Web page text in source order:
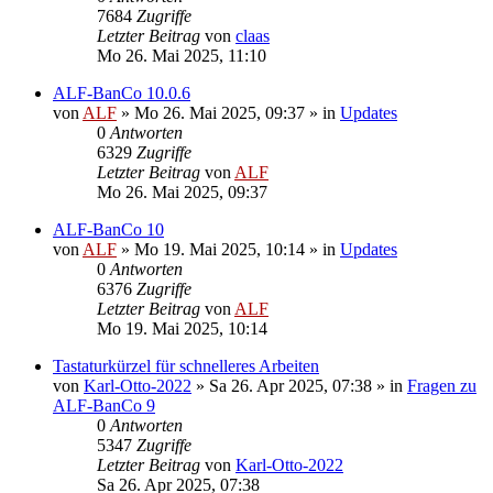
7684 Zugriffe
Letzter Beitrag von claas
Mo 26. Mai 2025, 11:10
ALF-BanCo 10.0.6
von ALF » Mo 26. Mai 2025, 09:37 » in Updates
0 Antworten
6329 Zugriffe
Letzter Beitrag von ALF
Mo 26. Mai 2025, 09:37
ALF-BanCo 10
von ALF » Mo 19. Mai 2025, 10:14 » in Updates
0 Antworten
6376 Zugriffe
Letzter Beitrag von ALF
Mo 19. Mai 2025, 10:14
Tastaturkürzel für schnelleres Arbeiten
von Karl-Otto-2022 » Sa 26. Apr 2025, 07:38 » in Fragen zu
ALF-BanCo 9
0 Antworten
5347 Zugriffe
Letzter Beitrag von Karl-Otto-2022
Sa 26. Apr 2025, 07:38